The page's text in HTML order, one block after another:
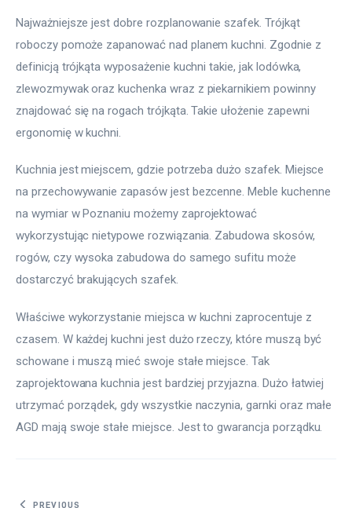
Najważniejsze jest dobre rozplanowanie szafek. Trójkąt
roboczy pomoże zapanować nad planem kuchni. Zgodnie z
definicją trójkąta wyposażenie kuchni takie, jak lodówka,
zlewozmywak oraz kuchenka wraz z piekarnikiem powinny
znajdować się na rogach trójkąta. Takie ułożenie zapewni
ergonomię w kuchni.
Kuchnia jest miejscem, gdzie potrzeba dużo szafek. Miejsce
na przechowywanie zapasów jest bezcenne. Meble kuchenne
na wymiar w Poznaniu możemy zaprojektować
wykorzystując nietypowe rozwiązania. Zabudowa skosów,
rogów, czy wysoka zabudowa do samego sufitu może
dostarczyć brakujących szafek.
Właściwe wykorzystanie miejsca w kuchni zaprocentuje z
czasem. W każdej kuchni jest dużo rzeczy, które muszą być
schowane i muszą mieć swoje stałe miejsce. Tak
zaprojektowana kuchnia jest bardziej przyjazna. Dużo łatwiej
utrzymać porządek, gdy wszystkie naczynia, garnki oraz małe
AGD mają swoje stałe miejsce. Jest to gwarancja porządku.
PREVIOUS